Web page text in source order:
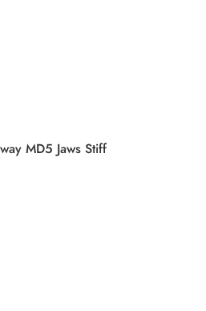
MD5 Jaws Stiff